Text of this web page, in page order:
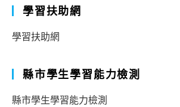
學習扶助網
學習扶助網
縣市學生學習能力檢測
縣市學生學習能力檢測